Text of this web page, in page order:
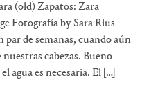
(old) Zapatos: Zara
Fotografía by Sara Rius
de semanas, cuando aún
cabezas. Bueno
agua es necesaria. El […]